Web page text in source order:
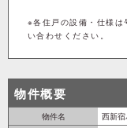
※各住戸の設備・仕様
い合わせください。
物件概要
物件名 西新